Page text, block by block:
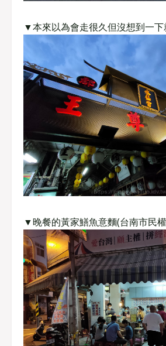
▼本來以為會走很久但沒想到一下
▼晚餐的黃家鱔魚意麵(台南市民